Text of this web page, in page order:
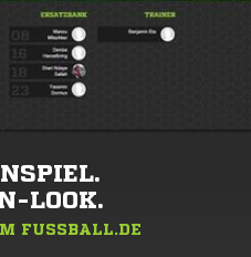
LOOK.
FUSSBALL.DE